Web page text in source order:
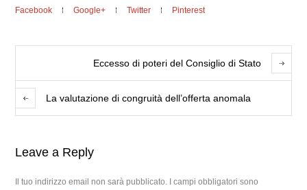
Facebook Google+ Twitter Pinterest
Eccesso di poteri del Consiglio di Stato
La valutazione di congruità dell’offerta anomala
Leave a Reply
Il tuo indirizzo email non sarà pubblicato.
I campi obbligatori sono